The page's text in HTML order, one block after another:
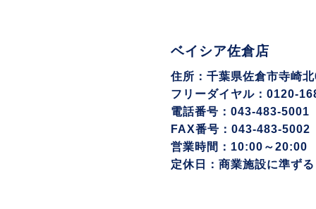
ベイシア佐倉店
住所：千葉県佐倉市寺崎
フリーダイヤル：0120-
電話番号：043-483-5001
FAX番号：043-483-5002
営業時間：10:00～20:00
定休日：商業施設に準ずる